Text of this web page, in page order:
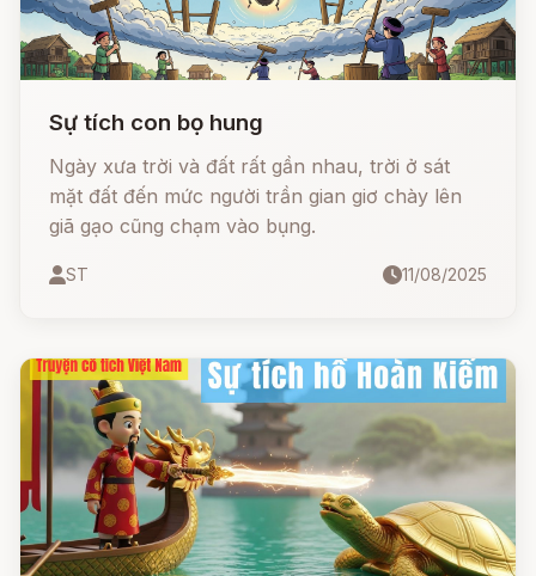
Sự tích con bọ hung
Ngày xưa trời và đất rất gần nhau, trời ở sát
mặt đất đến mức người trần gian giơ chày lên
giã gạo cũng chạm vào bụng.
ST 11/08/2025